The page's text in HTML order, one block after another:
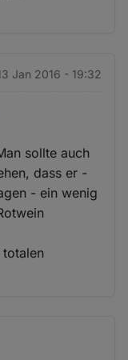
Jan 2016 - 19:32
sollte auch
dass er -
- ein wenig
totalen